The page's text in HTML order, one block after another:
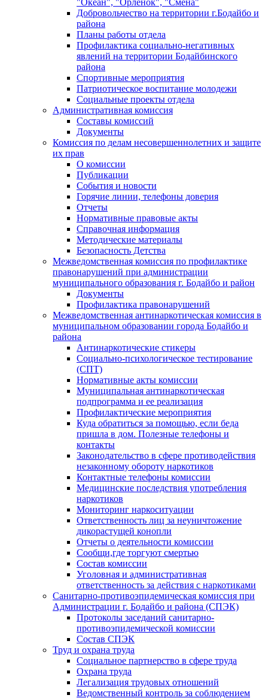
"Океан", "Орленок", "Смена"
Добровольчество на территории г.Бодайбо и
района
Планы работы отдела
Профилактика социально-негативных
явлений на территории Бодайбинского
района
Спортивные мероприятия
Патриотическое воспитание молодежи
Социальные проекты отдела
Административная комиссия
Составы комиссий
Документы
Комиссия по делам несовершеннолетних и защите
их прав
О комиссии
Публикации
События и новости
Горячие линии, телефоны доверия
Отчеты
Нормативные правовые акты
Справочная информация
Методические материалы
Безопасность Детства
Межведомственная комиссия по профилактике
правонарушений при администрации
муниципального образования г. Бодайбо и район
Документы
Профилактика правонарушений
Межведомственная антинаркотическая комиссия в
муниципальном образовании города Бодайбо и
района
Антинаркотические стикеры
Социально-психологическое тестирование
(СПТ)
Нормативные акты комиссии
Муниципальная антинаркотическая
подпрограмма и ее реализация
Профилактические мероприятия
Куда обратиться за помощью, если беда
пришла в дом. Полезные телефоны и
контакты
Законодательство в сфере противодействия
незаконному обороту наркотиков
Контактные телефоны комиссии
Медицинские последствия употребления
наркотиков
Мониторинг наркоситуации
Ответственность лиц за неуничтожение
дикорастущей конопли
Отчеты о деятельности комиссии
Сообщи,где торгуют смертью
Состав комиссии
Уголовная и административная
ответственность за действия с наркотиками
Санитарно-противоэпидемическая комиссия при
Администрации г. Бодайбо и района (СПЭК)
Протоколы заседаний санитарно-
противоэпидемической комиссии
Состав СПЭК
Труд и охрана труда
Социальное партнерство в сфере труда
Охрана труда
Легализация трудовых отношений
Ведомственный контроль за соблюдением